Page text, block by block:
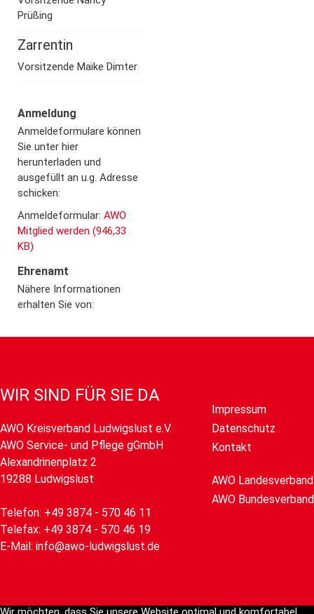
Prüßing
Zarrentin
Vorsitzende Maike Dimter
Anmeldung
Anmeldeformulare können
Sie unter hier
herunterladen und
ausgefüllt an u.g. Adresse
schicken:
Anmeldeformular: AWO
Mitglied werden (946,33
KB)
Ehrenamt
Nähere Informationen
erhalten Sie von:
WIR SIND FÜR SIE DA
AWO Kreisverband Ludwigslust e.V.
AWO Service- und Pflege gGmbH
Alexandrinenplatz 2
19288 Ludwigslust
Telefon: +49 3874 - 570 46 11
Telefax: +49 3874 - 570 46 19
E-Mail: info@awo-ludwigslust.de
Impressum
Datenschutz
Kontakt
AWO Landesverband
AWO Bundesverband